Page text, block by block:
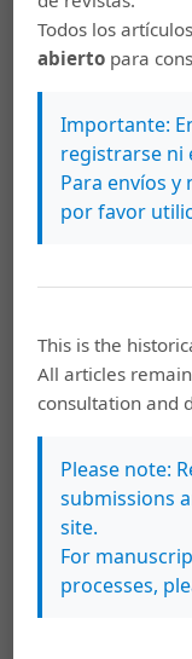
Núñez, D. (2002).
esta (h)orilla del
UNED.Plazas, M.
Sánchez, G. y
caliente en
Unión”. Revista
Savoca, M. y
Diabetes Mellitus”.
Sedó, P. y De
acceso 4 de
Sedó, P. (2004).
de atención en
adultas y adultos
Todos los
abierto para
Importante:
registrarse ni
Para envíos y
por favor
This is the
All articles
consultation and
Please note:
submissions
site.
For
processes,